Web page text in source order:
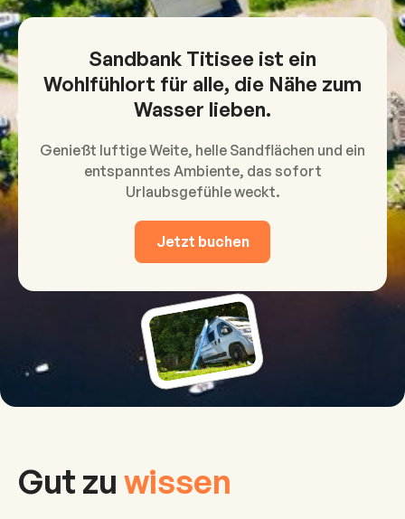
Sandbank Titisee ist ein
Wohlfühlort für alle, die Nähe zum
Wasser lieben.
Genießt luftige Weite, helle Sandflächen und ein
entspanntes Ambiente, das sofort
Urlaubsgefühle weckt.
Jetzt buchen
Gut zu wissen